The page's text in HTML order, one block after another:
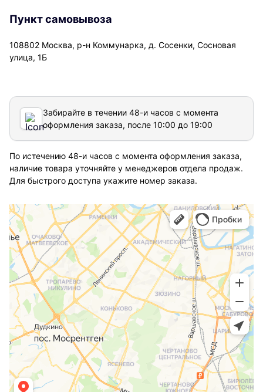
Пункт самовывоза
108802 Москва, р-н Коммунарка, д. Сосенки, Сосновая
улица, 1Б
Забирайте в течении 48-и часов с момента
оформления заказа, после 10:00 до 19:00
По истечению 48-и часов с момента оформления заказа,
наличие товара уточняйте у менеджеров отдела продаж.
Для быстрого доступа укажите номер заказа.